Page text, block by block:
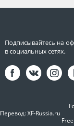
Подписывайтесь на
в социальных сетях.
Перевод:XF-Russia.ru